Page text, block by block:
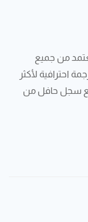
من جميع
احترافية لأكثر
مع سجل حافل من